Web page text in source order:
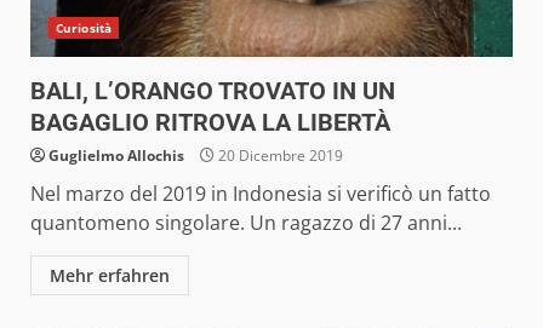
Curiosità
BALI, L’ORANGO TROVATO IN UN
BAGAGLIO RITROVA LA LIBERTÀ
Guglielmo Allochis 20 Dicembre 2019
Nel marzo del 2019 in Indonesia si verificò un fatto
quantomeno singolare. Un ragazzo di 27 anni...
Mehr erfahren